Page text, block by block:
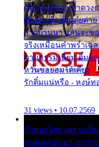
กัน แต่หวั่นจะช้ำดวง
ชื่อต๋อยต้อยตุ้มตุ๋ยต่าย
สาวบ้านนา แสนจะซ
จริงเหมือนคำพร่ำเฉ
ตามธรรมเนียม ติ๋มจ
หวั่นขอยอมได้เคียง
รักติ๋มแน่หรือ - หงษ์ท
31 views • 10.07.2569
บัวทองโศก เพราะเ
หนุ่มหลอกเอา เขาร